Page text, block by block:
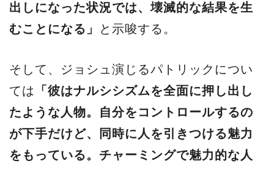
出しになった状況では、壊滅的な結果を生
むことになる」
と示唆する。
そして、ジョシュ演じるパトリックについ
ては 「彼はナルシシズムを全面に押し出し
たような人物。自分をコントロールするの
が下手だけど、同時に人を引きつける魅力
をもっている。チャーミングで魅力的な人